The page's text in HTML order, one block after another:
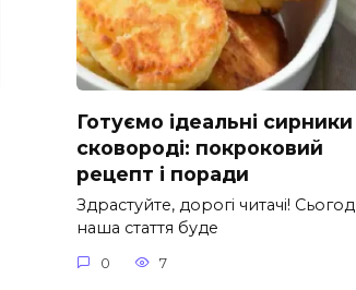
Готуємо ідеальні
сковороді: покроковий
рецепт і поради
Здрастуйте, дорогі читачі!
наша стаття буде
0 7